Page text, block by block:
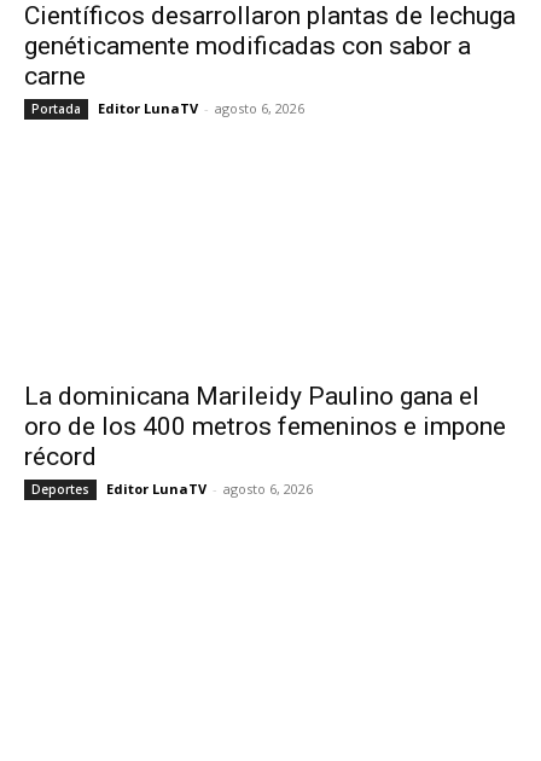
Científicos desarrollaron plantas de lechuga
genéticamente modificadas con sabor a
carne
Portada Editor LunaTV - agosto 6, 2026
La dominicana Marileidy Paulino gana el
oro de los 400 metros femeninos e impone
récord
Deportes Editor LunaTV - agosto 6, 2026